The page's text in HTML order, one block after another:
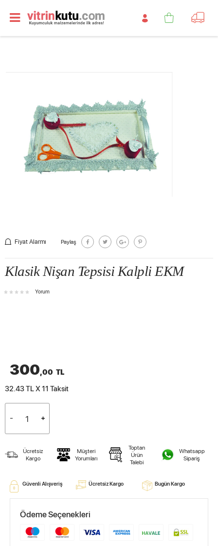
Fiyat Alarmı Paylaş
Klasik Nişan Tepsisi Kalpli EKM
Yorum
300,00 TL
32.43 TL X 11 Taksit
Ücretsiz
Kargo
Müşteri
Yorumları
Toptan
Ürün
Talebi
Whatsapp
Sipariş
Güvenli Alışveriş Ücretsiz Kargo Bugün Kargo
Ödeme Seçenekleri